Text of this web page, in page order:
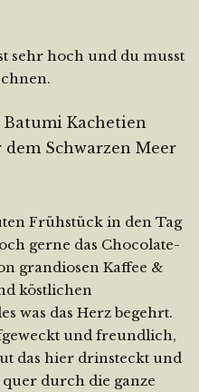
sehr hoch und du musst
Schwarzen Meer
Frühstück in den Tag
gerne das Chocolate-
grandiosen Kaffee &
köstlichen
was das Herz begehrt.
und freundlich,
das hier drinsteckt und
quer durch die ganze